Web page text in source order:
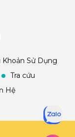
Sử Dụng
Tra cứu
Hệ